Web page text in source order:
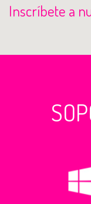
Inscríbete a